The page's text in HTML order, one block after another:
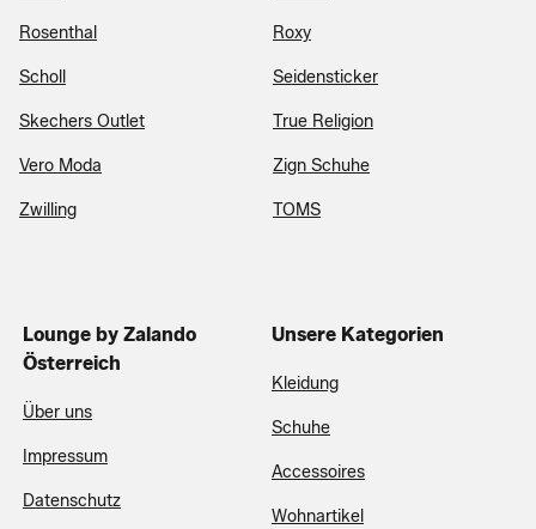
Rosenthal Roxy
Scholl Seidensticker
Skechers Outlet True Religion
Vero Moda Zign Schuhe
Zwilling TOMS
Lounge by Zalando
Österreich
Über uns
Impressum
Datenschutz
Unsere Kategorien
Kleidung
Schuhe
Accessoires
Wohnartikel